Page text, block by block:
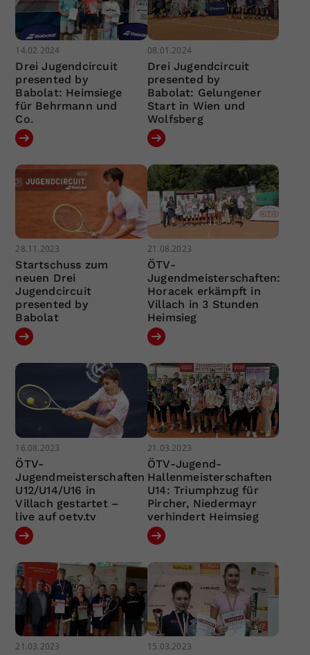
14.02.2024
Drei Jugendcircuit
presented by
Babolat: Heimsiege
für Behrmann und
Co.
08.01.2024
Drei Jugendcircuit
presented by
Babolat: Gelungener
Start in Wien und
Wolfsberg
28.11.2023
Startschuss zum
neuen Drei
Jugendcircuit
presented by
Babolat
21.08.2023
ÖTV-
Jugendmeisterschaften:
Horacek erkämpft in
Villach in 3 Stunden
Heimsieg
16.08.2023
ÖTV-
Jugendmeisterschaften
U12/U14/U16 in
Villach gestartet –
live auf oetv.tv
21.03.2023
ÖTV-Jugend-
Hallenmeisterschaften
U14: Triumphzug für
Pircher, Niedermayr
verhindert Heimsieg
21.03.2023 15.03.2023